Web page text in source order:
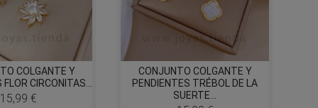
COLGANTE Y
CIRCONITAS...
15,99 €
CONJUNTO COLGANTE Y
PENDIENTES TRÉBOL DE LA
SUERTE...